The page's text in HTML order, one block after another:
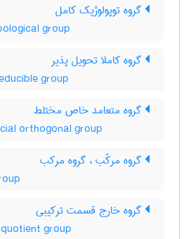
گروه توپولوژیک کامل
group
گروه کاملا تحویل پذیر
group
گروه متعامد خاص مختلط
orthogonal group
گروه مرکّب ، گروه مرکب
گروه خارج قسمت ترکیبی
group